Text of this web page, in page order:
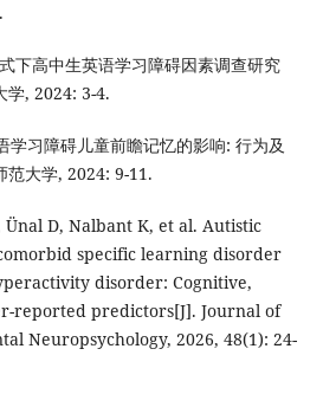
下高中生英语学习障碍因素调查研究
学, 2024: 3-4.
学习障碍儿童前瞻记忆的影响: 行为及
范大学, 2024: 9-11.
Ünal D, Nalbant K, et al. Autistic
specific learning disorder
disorder: Cognitive,
reported predictors[J]. Journal of
Neuropsychology, 2026, 48(1): 24-